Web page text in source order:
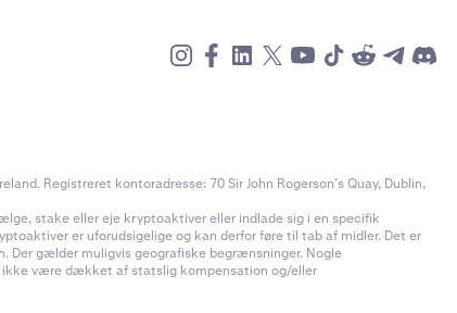
Registreret kontoradresse: 70 Sir John Rogerson’s Quay, Dublin,
stake eller eje kryptoaktiver eller indlade sig i en specifik
er uforudsigelige og kan derfor føre til tab af midler. Det er
gælder muligvis geografiske begrænsninger. Nogle
ikke være dækket af statslig kompensation og/eller